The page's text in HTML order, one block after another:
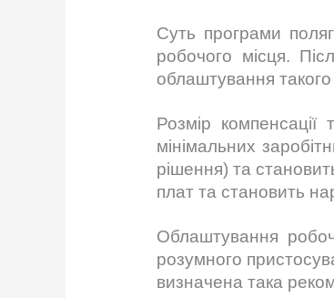
Суть програми
робочого місця.
облаштування
Розмір
мінімальних
рішення) та
плат та становить
Облаштування
розумного
визначена така